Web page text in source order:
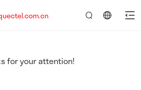
for your attention!